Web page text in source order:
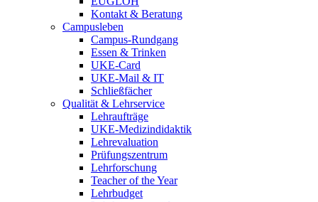
Kontakt & Beratung
Campusleben
Campus-Rundgang
Essen & Trinken
UKE-Card
UKE-Mail & IT
Schließfächer
Qualität & Lehrservice
Lehraufträge
UKE-Medizindidaktik
Lehrevaluation
Prüfungszentrum
Lehrforschung
Teacher of the Year
Lehrbudget